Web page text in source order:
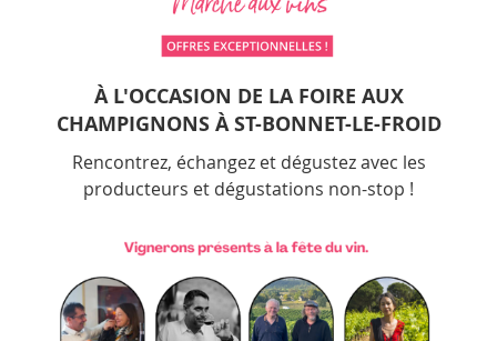
À L'OCCASION DE LA FOIRE AUX
CHAMPIGNONS À ST-BONNET-LE-FROID
Rencontrez, échangez et dégustez avec les
producteurs et dégustations non-stop !